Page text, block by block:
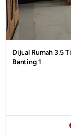
Dijual Rumah 3,5
Banting 1